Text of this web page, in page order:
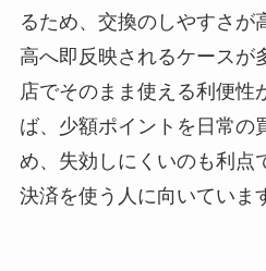
るため、交換のしやすさが
高へ即反映されるケースが
店でそのまま使える利便性
ば、少額ポイントを日常の
め、失効しにくいのも利点
決済を使う人に向いていま